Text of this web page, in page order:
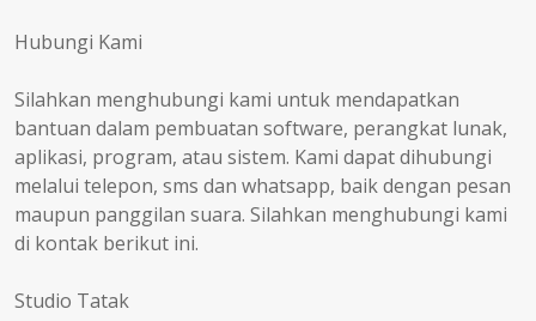
Hubungi Kami
Silahkan menghubungi kami untuk mendapatkan
bantuan dalam pembuatan software, perangkat lunak,
aplikasi, program, atau sistem. Kami dapat dihubungi
melalui telepon, sms dan whatsapp, baik dengan pesan
maupun panggilan suara. Silahkan menghubungi kami
di kontak berikut ini.
Studio Tatak